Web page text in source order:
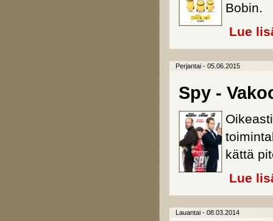
Bobin.
Lue
Perjantai - 05.06.2015
Spy -
kättä
Lue
Lauantai - 08.03.2014